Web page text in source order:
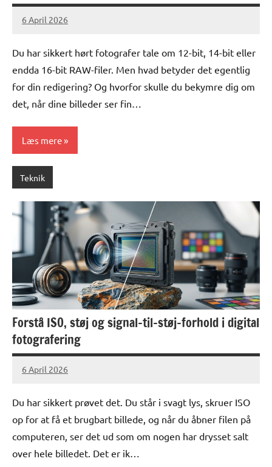
6 April 2026
lucas
No
Du har sikkert hørt fotografer tale om 12-bit, 14-bit eller
endda 16-bit RAW-filer. Men hvad betyder det egentlig
for din redigering? Og hvorfor skulle du bekymre dig om
det, når dine billeder ser fin…
Læs mere
Teknik
Forstå ISO, støj og signal-til-støj-forhold i digital
fotografering
6 April 2026
lucas
No
Du har sikkert prøvet det. Du står i svagt lys, skruer ISO
op for at få et brugbart billede, og når du åbner filen på
computeren, ser det ud som om nogen har drysset salt
over hele billedet. Det er ik…